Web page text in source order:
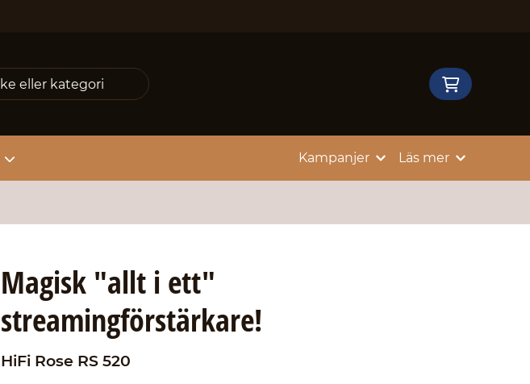
Kampanjer Läs mer
Magisk "allt i ett"
streamingförstärkare!
HiFi Rose RS 520